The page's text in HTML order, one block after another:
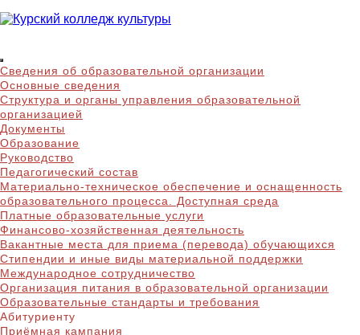
to
Курский колледж
культуры
Сведения об образовательной организации
Основные сведения
Структура и органы управления образовательной
организацией
Документы
Образование
Руководство
Педагогический состав
Материально-техническое обеспечение и оснащенность
образовательного процесса. Доступная среда
Платные образовательные услуги
Финансово-хозяйственная деятельность
Вакантные места для приема (перевода) обучающихся
Стипендии и иные виды материальной поддержки
Международное сотрудничество
Организация питания в образовательной организации
Образовательные стандарты и требования
Абитуриенту
Приёмная кампания